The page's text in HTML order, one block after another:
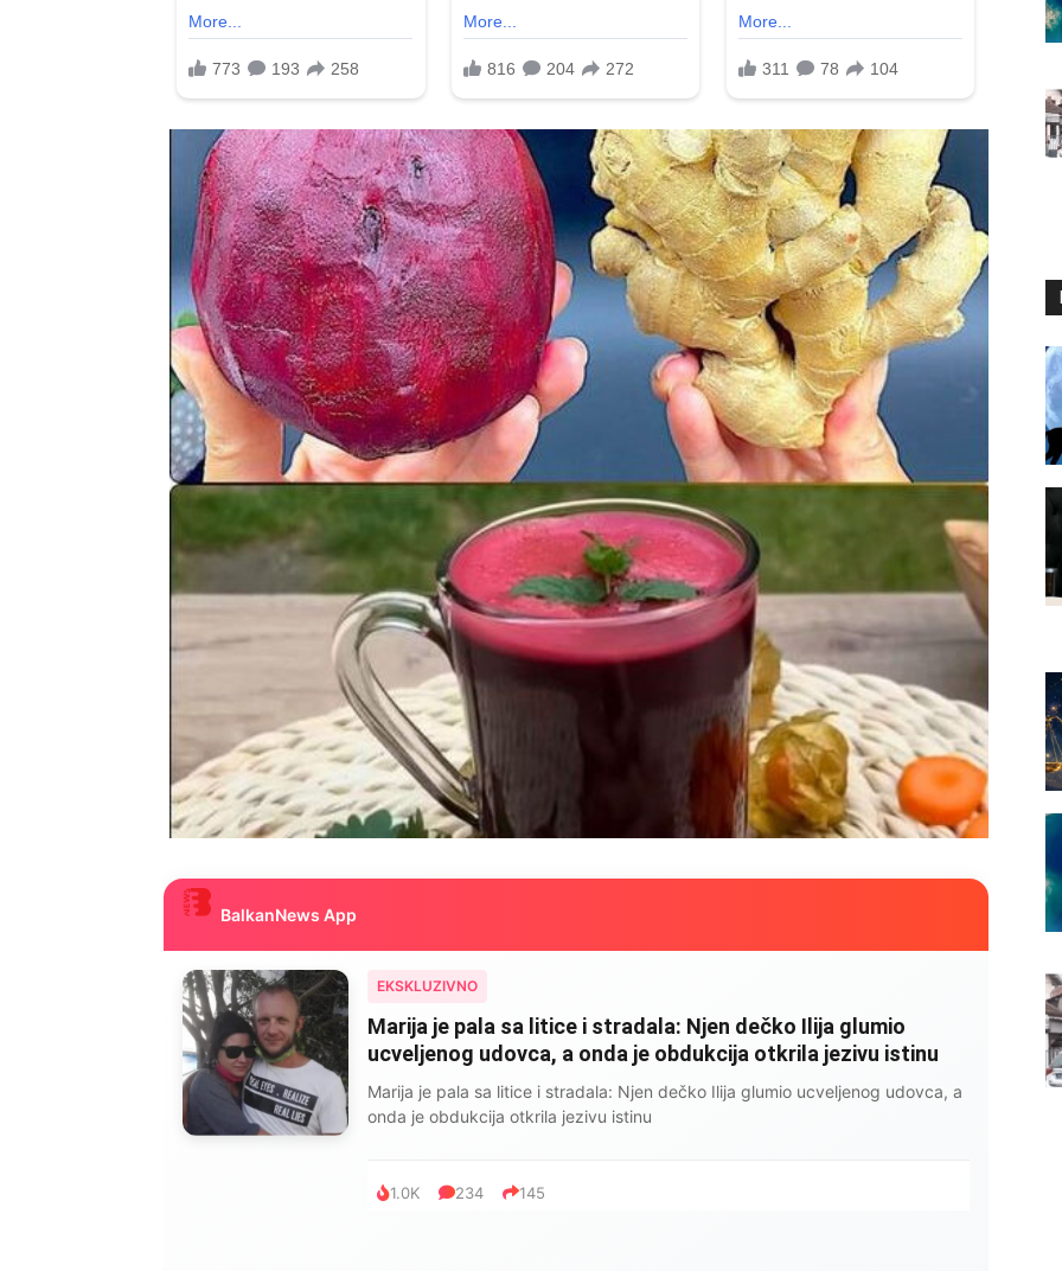
BalkanNews App
EKSKLUZIVNO
Marija je pala sa litice i stradala: Njen dečko Ilija glumio
ucveljenog udovca, a onda je obdukcija otkrila jezivu istinu
Marija je pala sa litice i stradala: Njen dečko Ilija glumio ucveljenog udovca, a
onda je obdukcija otkrila jezivu istinu
1.0K 234 145